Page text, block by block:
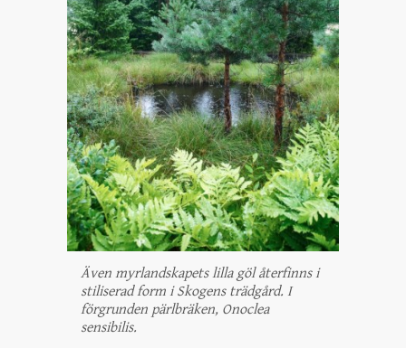
Även myrlandskapets lilla göl återfinns i
stiliserad form i Skogens trädgård. I
förgrunden pärlbräken, Onoclea
sensibilis.